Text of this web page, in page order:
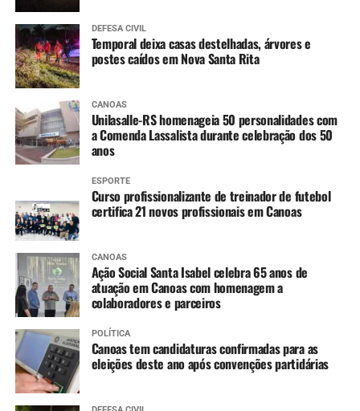
DEFESA CIVIL
Temporal deixa casas destelhadas, árvores e
postes caídos em Nova Santa Rita
CANOAS
Unilasalle-RS homenageia 50 personalidades com
a Comenda Lassalista durante celebração dos 50
anos
ESPORTE
Curso profissionalizante de treinador de futebol
certifica 21 novos profissionais em Canoas
CANOAS
Ação Social Santa Isabel celebra 65 anos de
atuação em Canoas com homenagem a
colaboradores e parceiros
POLÍTICA
Canoas tem candidaturas confirmadas para as
eleições deste ano após convenções partidárias